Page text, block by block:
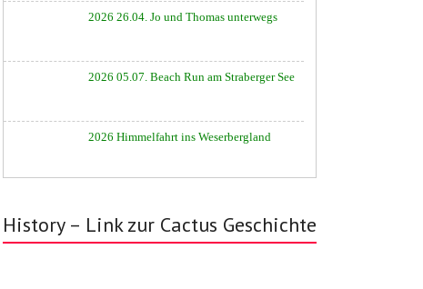
2026 26.04. Jo und Thomas unterwegs
2026 05.07. Beach Run am Straberger See
2026 Himmelfahrt ins Weserbergland
History – Link zur Cactus Geschichte